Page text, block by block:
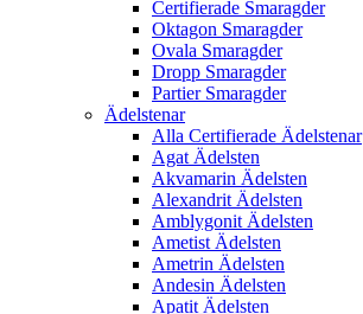
Certifierade Smaragder
Oktagon Smaragder
Ovala Smaragder
Dropp Smaragder
Partier Smaragder
Ädelstenar
Alla Certifierade Ädelstenar
Agat Ädelsten
Akvamarin Ädelsten
Alexandrit Ädelsten
Amblygonit Ädelsten
Ametist Ädelsten
Ametrin Ädelsten
Andesin Ädelsten
Apatit Ädelsten